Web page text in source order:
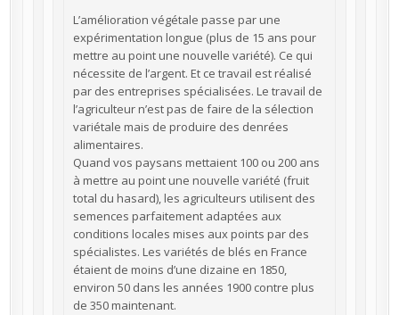
L’amélioration végétale passe par une
expérimentation longue (plus de 15 ans pour
mettre au point une nouvelle variété). Ce qui
nécessite de l’argent. Et ce travail est réalisé
par des entreprises spécialisées. Le travail de
l’agriculteur n’est pas de faire de la sélection
variétale mais de produire des denrées
alimentaires.
Quand vos paysans mettaient 100 ou 200 ans
à mettre au point une nouvelle variété (fruit
total du hasard), les agriculteurs utilisent des
semences parfaitement adaptées aux
conditions locales mises aux points par des
spécialistes. Les variétés de blés en France
étaient de moins d’une dizaine en 1850,
environ 50 dans les années 1900 contre plus
de 350 maintenant.